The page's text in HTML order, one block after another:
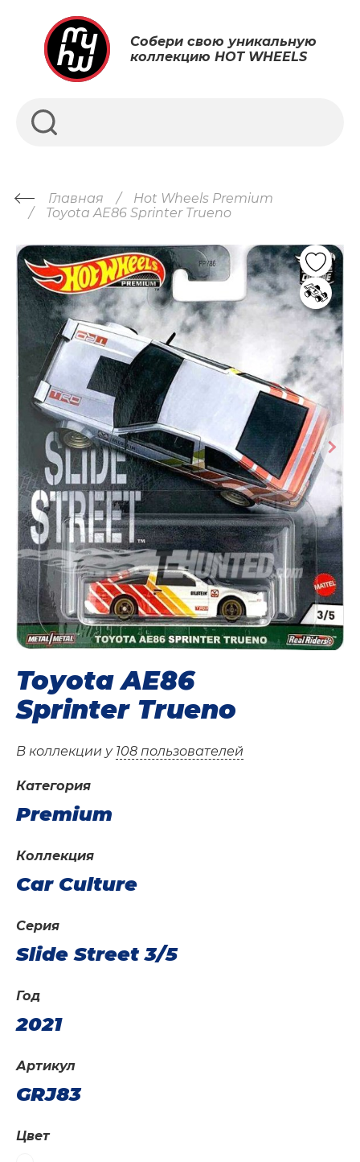
Собери свою уникальную
коллекцию HOT WHEELS
Главная
Hot Wheels Premium
Toyota AE86 Sprinter Trueno
Toyota AE86
Sprinter Trueno
В коллекции у 108 пользователей
Категория
Premium
Год
2021
Коллекция
Car Culture
Артикул
GRJ83
Серия
Slide Street 3/5
Цвет